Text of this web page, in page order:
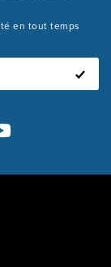
en tout temps